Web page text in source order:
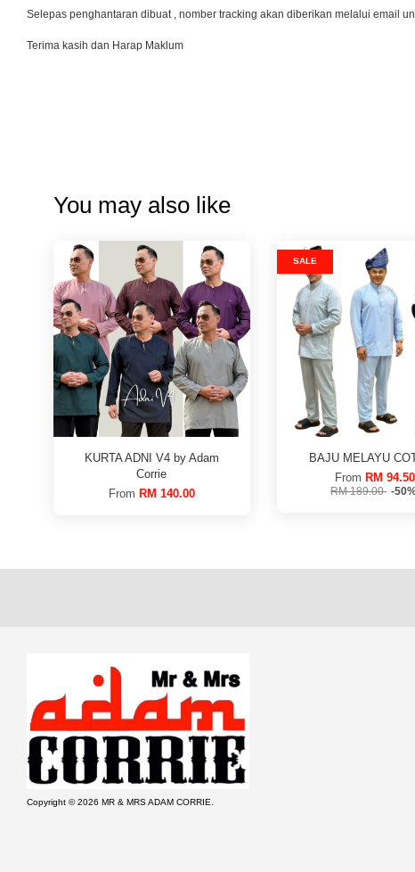
Selepas penghantaran dibuat , nomber tracking akan diberikan melalui email
Terima kasih dan Harap Maklum
You may also like
KURTA ADNI V4 by Adam
Corrie
From RM 140.00
SALE
BAJU MELAYU
From RM 94.50
RM 189.00 -
Copyright © 2026 MR & MRS ADAM CORRIE.